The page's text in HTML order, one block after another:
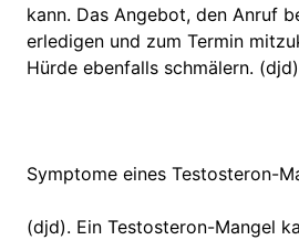
kann. Das Angebot, den Anruf
erledigen und zum Termin
Hürde ebenfalls schmälern.
Symptome eines Testosteron-
(djd). Ein Testosteron-Mangel